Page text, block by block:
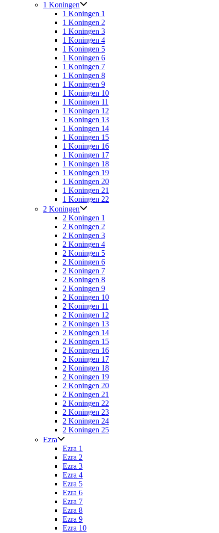
1 Koningen
1 Koningen 1
1 Koningen 2
1 Koningen 3
1 Koningen 4
1 Koningen 5
1 Koningen 6
1 Koningen 7
1 Koningen 8
1 Koningen 9
1 Koningen 10
1 Koningen 11
1 Koningen 12
1 Koningen 13
1 Koningen 14
1 Koningen 15
1 Koningen 16
1 Koningen 17
1 Koningen 18
1 Koningen 19
1 Koningen 20
1 Koningen 21
1 Koningen 22
2 Koningen
2 Koningen 1
2 Koningen 2
2 Koningen 3
2 Koningen 4
2 Koningen 5
2 Koningen 6
2 Koningen 7
2 Koningen 8
2 Koningen 9
2 Koningen 10
2 Koningen 11
2 Koningen 12
2 Koningen 13
2 Koningen 14
2 Koningen 15
2 Koningen 16
2 Koningen 17
2 Koningen 18
2 Koningen 19
2 Koningen 20
2 Koningen 21
2 Koningen 22
2 Koningen 23
2 Koningen 24
2 Koningen 25
Ezra
Ezra 1
Ezra 2
Ezra 3
Ezra 4
Ezra 5
Ezra 6
Ezra 7
Ezra 8
Ezra 9
Ezra 10